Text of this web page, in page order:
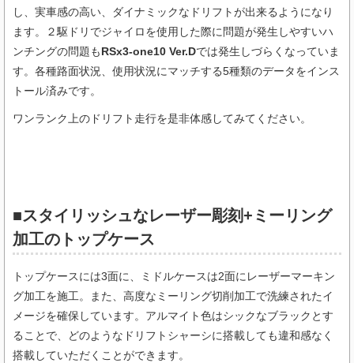
し、実車感の高い、ダイナミックなドリフトが出来るようになり
ます。２駆ドリでジャイロを使用した際に問題が発生しやすいハ
ンチングの問題もRSx3-one10 Ver.Dでは発生しづらくなっていま
す。各種路面状況、使用状況にマッチする5種類のデータをインス
トール済みです。
ワンランク上のドリフト走行を是非体感してみてください。
■スタイリッシュなレーザー彫刻+ミーリング
加工のトップケース
トップケースには3面に、ミドルケースは2面にレーザーマーキン
グ加工を施工。また、高度なミーリング切削加工で洗練されたイ
メージを確保しています。アルマイト色はシックなブラックとす
ることで、どのようなドリフトシャーシに搭載しても違和感なく
搭載していただくことができます。